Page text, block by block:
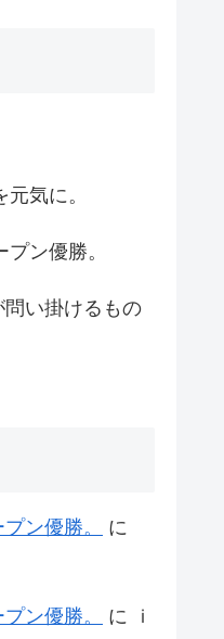
気に。
ン優勝。
問い掛けるもの
ン優勝。
に
ン優勝。 に
ｉ